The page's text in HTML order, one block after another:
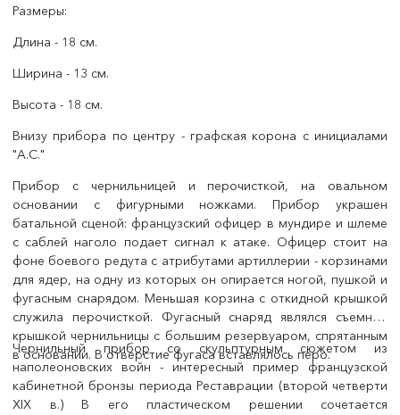
Размеры:
Длина - 18 см.
Ширина - 13 см.
Высота - 18 см.
Внизу прибора по центру - графская корона с инициалами
"А.С."
Прибор с чернильницей и перочисткой, на овальном
основании с фигурными ножками. Прибор украшен
батальной сценой: французский офицер в мундире и шлеме
с саблей наголо подает сигнал к атаке. Офицер стоит на
фоне боевого редута с атрибутами артиллерии - корзинами
для ядер, на одну из которых он опирается ногой, пушкой и
фугасным снарядом. Меньшая корзина с откидной крышкой
служила перочисткой. Фугасный снаряд являлся съемной
крышкой чернильницы с большим резервуаром, спрятанным
в основании. В отверстие фугаса вставлялось перо.
Чернильный прибор со скульптурным сюжетом из
наполеоновских войн - интересный пример французской
кабинетной бронзы периода Реставрации (второй четверти
XIX в.) В его пластическом решении сочетается